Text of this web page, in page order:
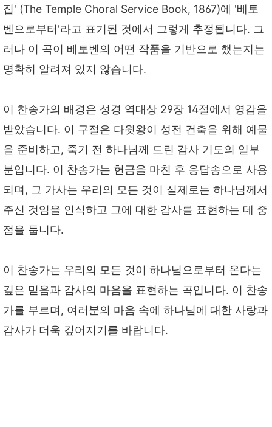
집' (The Temple Choral Service Book, 1867)에 '베토
벤으로부터'라고 표기된 것에서 그렇게 추정됩니다. 그
러나 이 곡이 베토벤의 어떤 작품을 기반으로 했는지는
명확히 알려져 있지 않습니다.
이 찬송가의 배경은 성경 역대상 29장 14절에서 영감을
받았습니다. 이 구절은 다윗왕이 성전 건축을 위해 예물
을 준비하고, 죽기 전 하나님께 드린 감사 기도의 일부
분입니다. 이 찬송가는 헌금을 마친 후 응답송으로 사용
되며, 그 가사는 우리의 모든 것이 실제로는 하나님께서
주신 것임을 인식하고 그에 대한 감사를 표현하는 데 중
점을 둡니다.
이 찬송가는 우리의 모든 것이 하나님으로부터 온다는
깊은 믿음과 감사의 마음을 표현하는 곡입니다. 이 찬송
가를 부르며, 여러분의 마음 속에 하나님에 대한 사랑과
감사가 더욱 깊어지기를 바랍니다.